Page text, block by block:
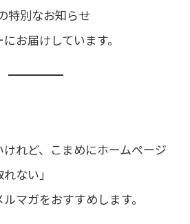
特別なお知らせ
お届けしています。
けれど、こまめにホームページ
ない」
マガをおすすめします。